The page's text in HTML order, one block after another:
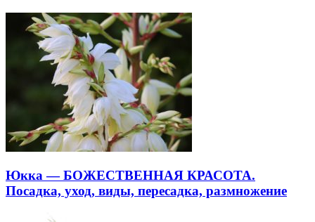
Юкка — БОЖЕСТВЕННАЯ КРАСОТА.
Посадка, уход, виды, пересадка, размножение